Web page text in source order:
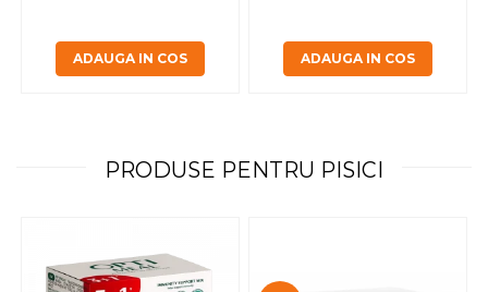
ADAUGA IN COS ADAUGA IN COS
PRODUSE PENTRU PISICI